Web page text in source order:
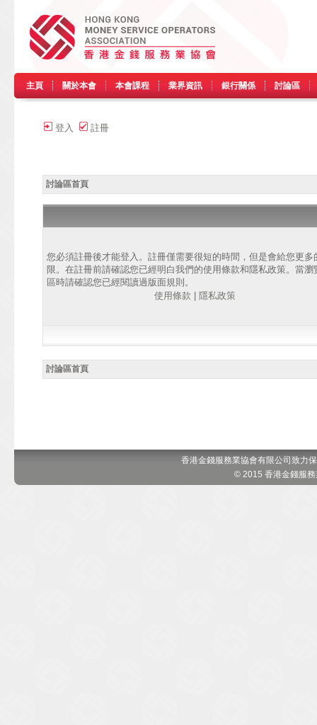
主頁 關於本會 本會課程 業界資訊 銀行關係 討論區
登入 註冊
討論區首頁
您必須註冊後才能登入。註冊僅需要很短的時間，但是會給您更多
限。在註冊前請確認您已經明白我們的使用條款和隱私政策。當瀏
區時請確認您已經閱讀過版面規則。
使用條款
隱私政策
討論區首頁
香港金錢服務業協會有限公司致力
© 2015 香港金錢服